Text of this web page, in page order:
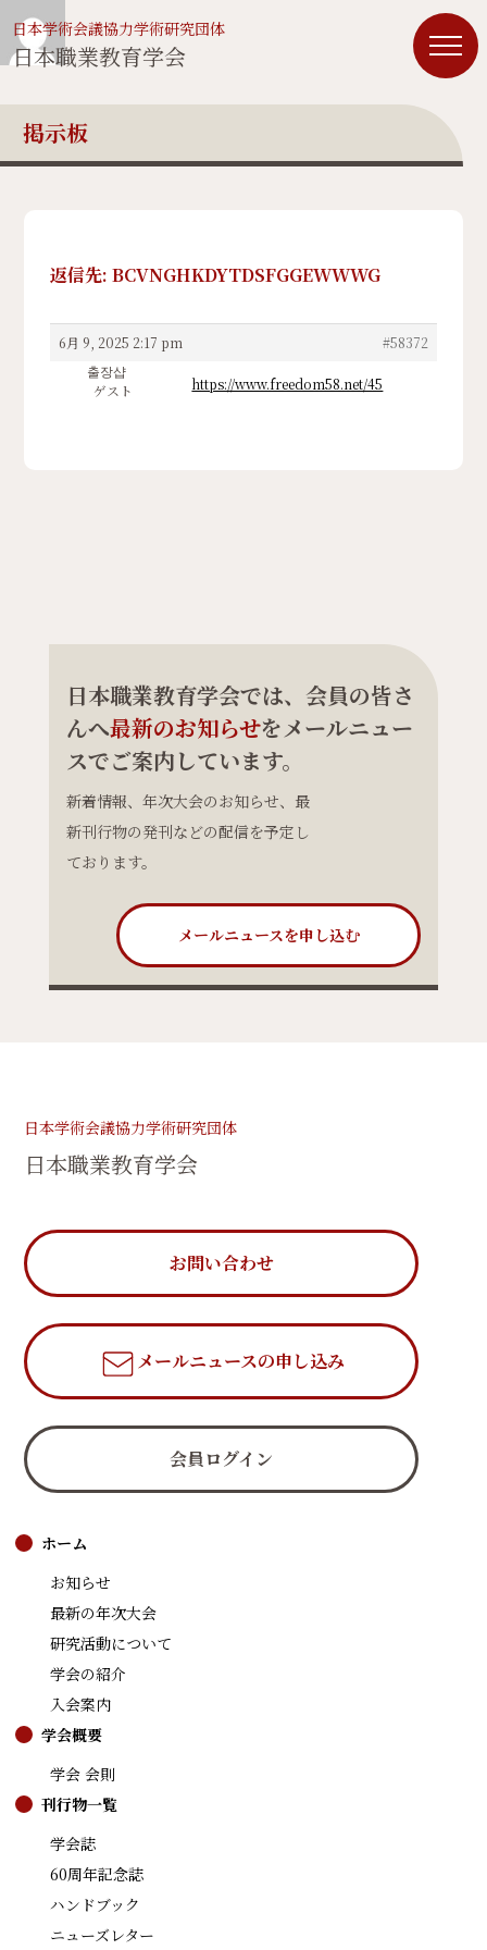
日本学術会議協力学術研究団体
日本職業教育学会
掲示板
返信先: BCVNGHKDYTDSFGGEWWWG
6月 9, 2025 2:17 pm
#58372
출장샵
ゲスト
https://www.freedom58.net/45
日本職業教育学会では、会員の皆さ
んへ最新のお知らせをメールニュー
スでご案内しています。
新着情報、年次大会のお知らせ、最
新刊行物の発刊などの配信を予定し
ております。
メールニュースを申し込む
日本学術会議協力学術研究団体
日本職業教育学会
お問い合わせ
メールニュースの申し込み
会員ログイン
ホーム
お知らせ
最新の年次大会
研究活動について
学会の紹介
入会案内
学会概要
学会 会則
刊行物一覧
学会誌
60周年記念誌
ハンドブック
ニューズレター